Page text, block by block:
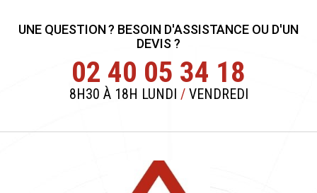
UNE QUESTION ? BESOIN D'ASSISTANCE OU D'UN
DEVIS ?
02 40 05 34 18
8H30 À 18H LUNDI /VENDREDI